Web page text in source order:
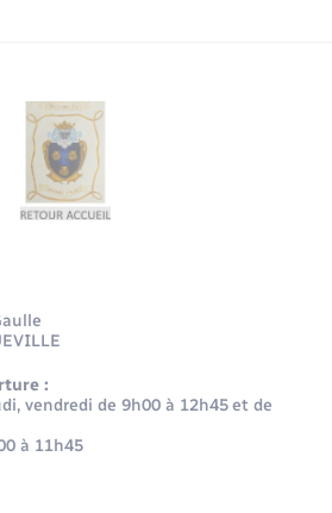
:
vendredi de 9h00 à 12h45 et de
à 11h45